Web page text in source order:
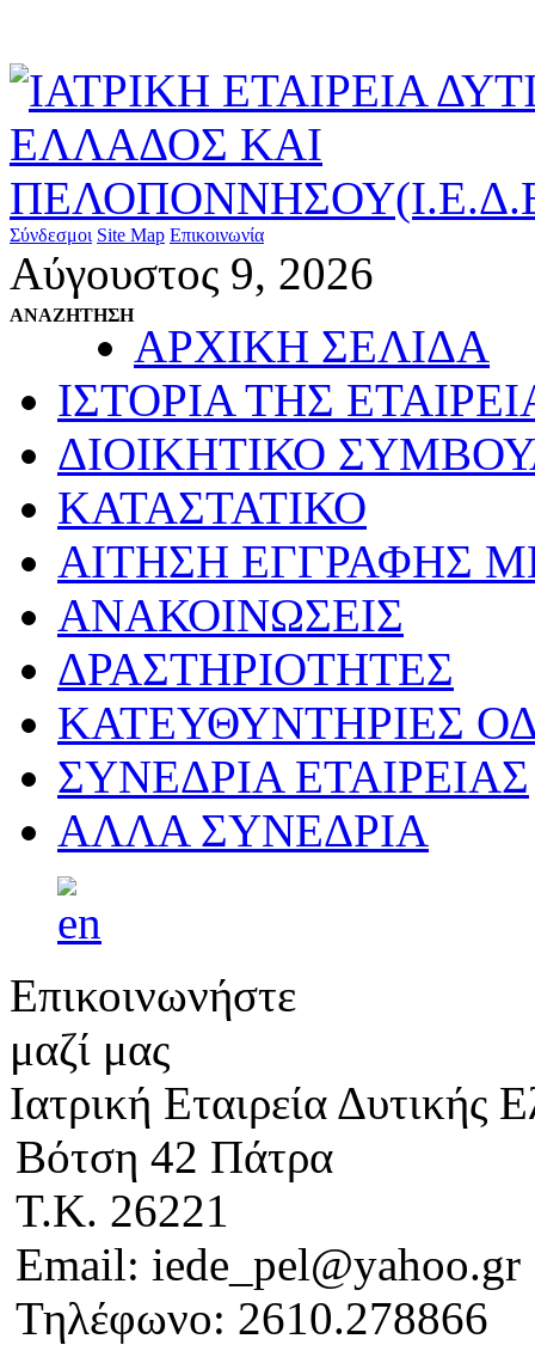
Σύνδεσμοι Site Map Επικοινωνία
Αύγουστος 9, 2026
ΑΝΑΖΗΤΗΣΗ
ΑΡΧΙΚΗ ΣΕΛΙΔΑ
ΙΣΤΟΡΙΑ ΤΗΣ
ΔΙΟΙΚΗΤΙΚΟ
ΚΑΤΑΣΤΑΤΙΚΟ
ΑΙΤΗΣΗ ΕΓΓΡΑΦΗΣ
ΑΝΑΚΟΙΝΩΣΕΙΣ
ΔΡΑΣΤΗΡΙΟΤΗΤΕΣ
ΚΑΤΕΥΘΥΝΤΗΡΙΕΣ
ΣΥΝΕΔΡΙΑ ΕΤΑΙΡΕΙΑΣ
ΑΛΛΑ ΣΥΝΕΔΡΙΑ
Επικοινωνήστε
μαζί μας
Ιατρική Εταιρεία
Βότση 42 Πάτρα
Τ.Κ. 26221
Email: iede_pel@yahoo.gr
Τηλέφωνο: 2610.278866